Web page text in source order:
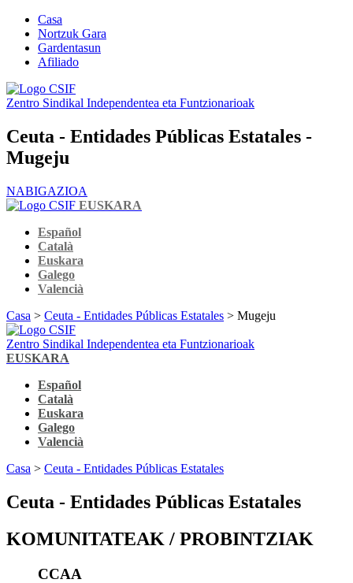
Casa
Nortzuk Gara
Gardentasun
Afiliado
Zentro Sindikal Independentea eta Funtzionarioak
Ceuta - Entidades Públicas Estatales -
Mugeju
NABIGAZIOA
EUSKARA
Español
Català
Euskara
Galego
Valencià
Casa > Ceuta - Entidades Públicas Estatales > Mugeju
Zentro Sindikal Independentea eta Funtzionarioak
EUSKARA
Español
Català
Euskara
Galego
Valencià
Casa > Ceuta - Entidades Públicas Estatales
Ceuta - Entidades Públicas Estatales
KOMUNITATEAK / PROBINTZIAK
CCAA